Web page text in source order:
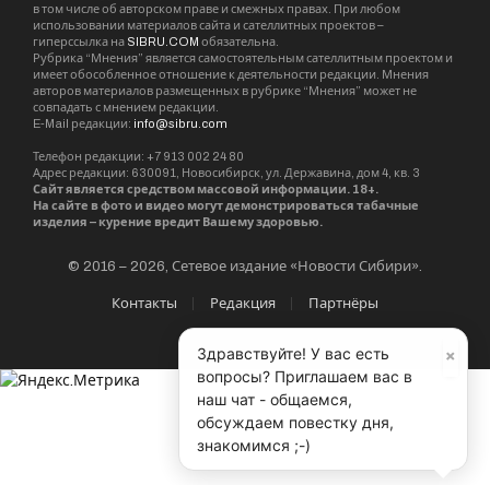
в том числе об авторском праве и смежных правах. При любом
использовании материалов сайта и сателлитных проектов –
гиперссылка на SIBRU.COM обязательна.
Рубрика “Мнения” является самостоятельным сателлитным проектом и
имеет обособленное отношение к деятельности редакции. Мнения
авторов материалов размещенных в рубрике “Мнения” может не
совпадать с мнением редакции.
E-Mail редакции: info@sibru.com
Телефон редакции: +7 913 002 24 80
Адрес редакции: 630091, Новосибирск, ул. Державина, дом 4, кв. 3
Сайт является средством массовой информации. 18+.
На сайте в фото и видео могут демонстрироваться табачные
изделия – курение вредит Вашему здоровью.
© 2016 – 2026, Сетевое издание «Новости Сибири».
Контакты Редакция Партнёры
×
Здравствуйте! У вас есть
вопросы? Приглашаем вас в
наш чат - общаемся,
обсуждаем повестку дня,
знакомимся ;-)